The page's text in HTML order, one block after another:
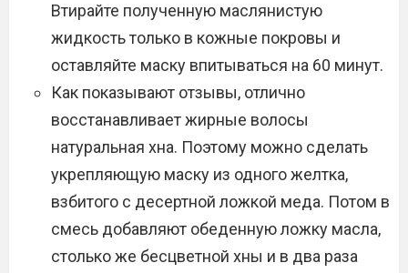
Втирайте полученную маслянистую
жидкость только в кожные покровы и
оставляйте маску впитываться на 60 минут.
Как показывают отзывы, отлично
восстанавливает жирные волосы
натуральная хна. Поэтому можно сделать
укрепляющую маску из одного желтка,
взбитого с десертной ложкой меда. Потом в
смесь добавляют обеденную ложку масла,
столько же бесцветной хны и в два раза